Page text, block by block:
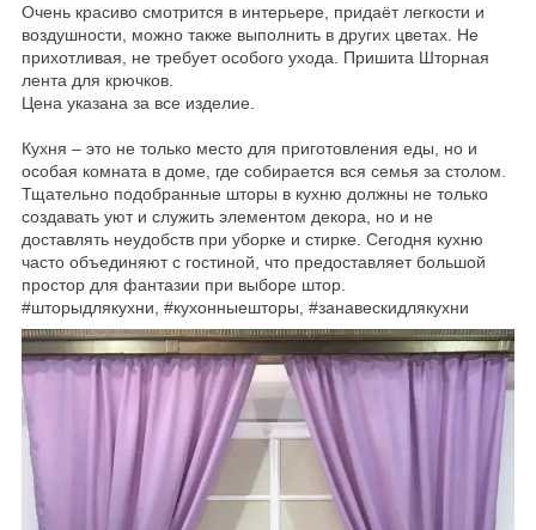
Очень красиво смотрится в интерьере, придаёт легкости и
воздушности, можно также выполнить в других цветах. Не
прихотливая, не требует особого ухода. Пришита Шторная
лента для крючков.
Цена указана за все изделие
Кухня – это не только место для приготовления еды, но и
особая комната в доме, где собирается вся семья за столом.
Тщательно подобранные шторы в кухню должны не только
создавать уют и служить элементом декора, но и не
доставлять неудобств при уборке и стирке. Сегодня кухню
часто объединяют с гостиной, что предоставляет большой
простор для фантазии при выборе штор.
#шторыдлякухни, #кухонныешторы, #занавескидлякухни